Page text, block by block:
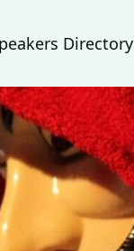
Directory